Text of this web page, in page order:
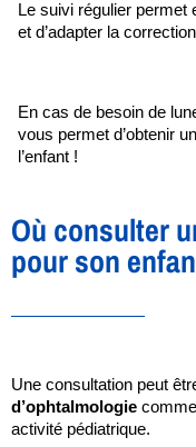
Le suivi régulier permet
et d’adapter la
En cas de besoin de
vous permet d’obtenir
l’enfant !
Où consulter
pour son
Une consultation peut
d’ophtalmologie comme
activité pédiatrique.